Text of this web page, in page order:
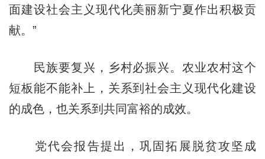
面建设社会主义现代化美丽新宁夏作出积极贡
献。”
民族要复兴，乡村必振兴。农业农村这个
短板能不能补上，关系到社会主义现代化建设
的成色，也关系到共同富裕的成效。
党代会报告提出，巩固拓展脱贫攻坚成